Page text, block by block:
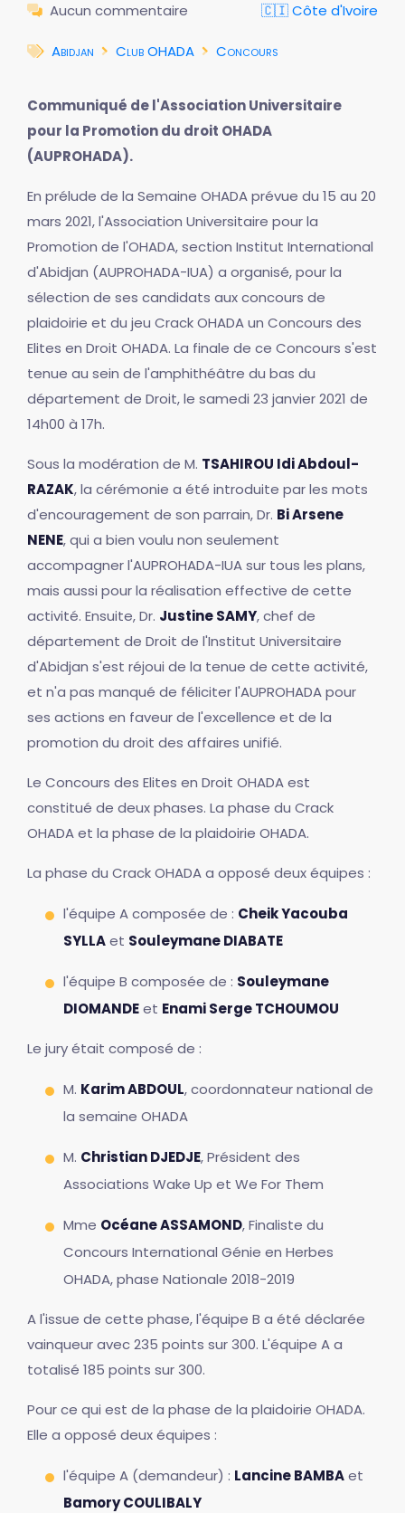
Aucun commentaire 🇨🇮 Côte d'Ivoire
Abidjan Club OHADA Concours
Communiqué de l'Association Universitaire
pour la Promotion du droit OHADA
(AUPROHADA).
En prélude de la Semaine OHADA prévue du 15 au 20
mars 2021, l'Association Universitaire pour la
Promotion de l'OHADA, section Institut International
d'Abidjan (AUPROHADA-IUA) a organisé, pour la
sélection de ses candidats aux concours de
plaidoirie et du jeu Crack OHADA un Concours des
Elites en Droit OHADA. La finale de ce Concours s'est
tenue au sein de l'amphithéâtre du bas du
département de Droit, le samedi 23 janvier 2021 de
14h00 à 17h.
Sous la modération de M. TSAHIROU Idi Abdoul-
RAZAK, la cérémonie a été introduite par les mots
d'encouragement de son parrain, Dr. Bi Arsene
NENE, qui a bien voulu non seulement
accompagner l'AUPROHADA-IUA sur tous les plans,
mais aussi pour la réalisation effective de cette
activité. Ensuite, Dr. Justine SAMY, chef de
département de Droit de l'Institut Universitaire
d'Abidjan s'est réjoui de la tenue de cette activité,
et n'a pas manqué de féliciter l'AUPROHADA pour
ses actions en faveur de l'excellence et de la
promotion du droit des affaires unifié.
Le Concours des Elites en Droit OHADA est
constitué de deux phases. La phase du Crack
OHADA et la phase de la plaidoirie OHADA.
La phase du Crack OHADA a opposé deux équipes :
l'équipe A composée de : Cheik Yacouba
SYLLAet Souleymane DIABATE
l'équipe B composée de : Souleymane
DIOMANDEet Enami Serge TCHOUMOU
Le jury était composé de :
M. Karim ABDOUL, coordonnateur national de
la semaine OHADA
M. Christian DJEDJE, Président des
Associations Wake Up et We For Them
Mme Océane ASSAMOND, Finaliste du
Concours International Génie en Herbes
OHADA, phase Nationale 2018-2019
A l'issue de cette phase, l'équipe B a été déclarée
vainqueur avec 235 points sur 300. L'équipe A a
totalisé 185 points sur 300.
Pour ce qui est de la phase de la plaidoirie OHADA.
Elle a opposé deux équipes :
l'équipe A (demandeur) : Lancine BAMBAet
Bamory COULIBALY